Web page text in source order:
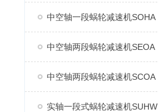
中空轴一段蜗轮减速机SOHA
中空轴两段蜗轮减速机SEOA
中空轴两段蜗轮减速机SCOA
实轴一段式蜗轮减速机SUHW